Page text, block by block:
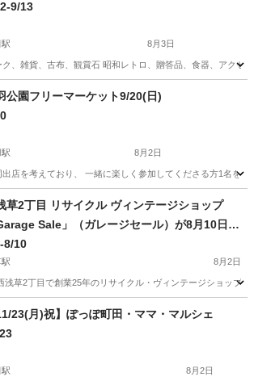
9/13
8月3日
、雑貨、古布、観賞石 昭和レトロ、贈答品、食器、アク
田駅 フリーマーケット 蚤の市
公園フリーマーケット9/20(日)
8月2日
店を考えており、 一緒に楽しく参加してくださる方1名を
駅 フリーマーケット
草2丁目 リサイクル ヴィンテージショップ
Sale」（ガレージセール）が8月10日ま
店セール＆フリーマーケットを開催中
8/10
8月2日
浅草2丁目で創業25年のリサイクル・ヴィンテージショップ
フリーマーケット
23(月)祝】ぽっぽ町田・ママ・マルシェ
8月2日